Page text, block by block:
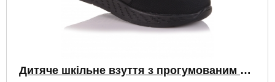
Дитяче шкільне взуття з прогумованим носком